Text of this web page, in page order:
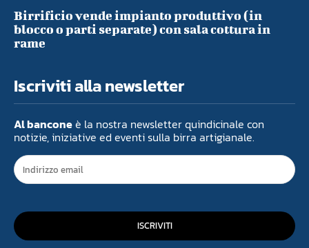
Birrificio vende impianto produttivo (in
blocco o parti separate) con sala cottura in
rame
Iscriviti alla newsletter
Al banconeè la nostra newsletter quindicinale con
notizie, iniziative ed eventi sulla birra artigianale.
ISCRIVITI